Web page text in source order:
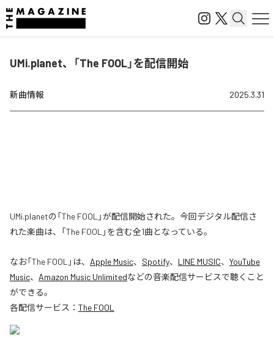
UMi.planet、「The FOOL」を配信開始
新曲情報 2025.3.31
UMi.planetの「The FOOL」が配信開始された。今回デジタル配信さ
れた楽曲は、「The FOOL」を含む全1曲となっている。
なお「The FOOL 」は、 Apple Music、 Spotify、 LINE MUSIC、 YouTube
Music、 Amazon Music Unlimitedなどの音楽配信サービスで聴くこと
ができる。
各配信サービス： The FOOL